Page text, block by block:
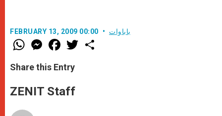
FEBRUARY 13, 2009 00:00 باباوات
W
h
t
s
p
p
M
e
s
e
g
e
F
a
e
b
o
k
w
Share this Entry
ZENIT Staff